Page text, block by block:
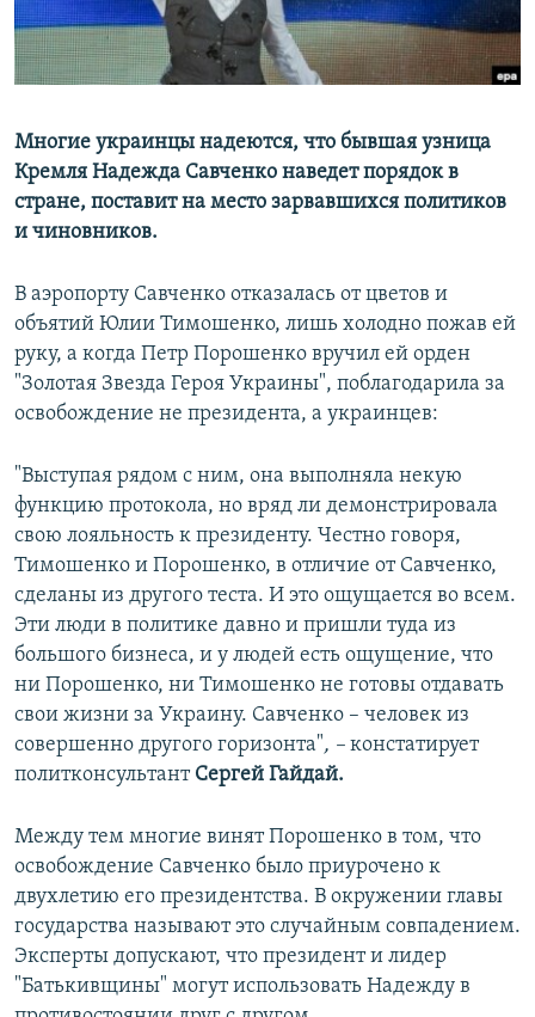
ПОБЕДИТЕЛЕЙ НЕ СУДЯТ?
КРЫМ.НЕПОКОРЕННЫЙ
УКРАИНСКАЯ ПРОБЛЕМА КРЫМА
ПРИСОЕДИНЯЙТЕСЬ!
Все сайты RFE/RL
Многие украинцы надеются, что бывшая узница
Кремля Надежда Савченко наведет порядок в
стране, поставит на место зарвавшихся политиков
и чиновников.
В аэропорту Савченко отказалась от цветов и
объятий Юлии Тимошенко, лишь холодно пожав ей
руку, а когда Петр Порошенко вручил ей орден
"Золотая Звезда Героя Украины", поблагодарила за
освобождение не президента, а украинцев:
"Выступая рядом с ним, она выполняла некую
функцию протокола, но вряд ли демонстрировала
свою лояльность к президенту. Честно говоря,
Тимошенко и Порошенко, в отличие от Савченко,
сделаны из другого теста. И это ощущается во всем.
Эти люди в политике давно и пришли туда из
большого бизнеса, и у людей есть ощущение, что
ни Порошенко, ни Тимошенко не готовы отдавать
свои жизни за Украину. Савченко – человек из
совершенно другого горизонта", – констатирует
политконсультант Сергей Гайдай.
Между тем многие винят Порошенко в том, что
освобождение Савченко было приурочено к
двухлетию его президентства. В окружении главы
государства называют это случайным совпадением.
Эксперты допускают, что президент и лидер
"Батькивщины" могут использовать Надежду в